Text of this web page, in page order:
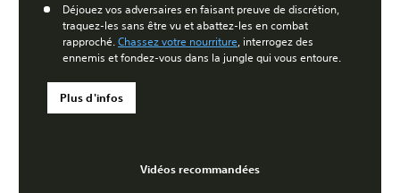
Déjouez vos adversaires en faisant preuve de discrétion,
traquez-les sans être vu et abattez-les en combat
rapproché.Chassez votre nourriture, interrogez des
ennemis et fondez-vous dans la jungle qui vous entoure.
Plus d'infos
Vidéos recommandées